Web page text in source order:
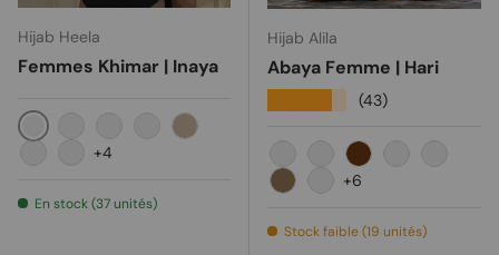
Hijab Heela
Femmes Khimar | Inaya
Noir MokaRose poussiéreux
+4
En stock (37 unités)
Hijab Alila
Abaya Femme | Hari
(43)
CannelleOlive clairCaramel
+6
Stock faible (19 unités)